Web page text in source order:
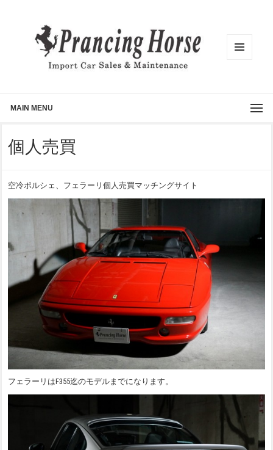
MAIN MENU
個人売買
空冷ポルシェ、フェラーリ個人売買マッチングサイト
フェラーリはF355迄のモデルまでになります。